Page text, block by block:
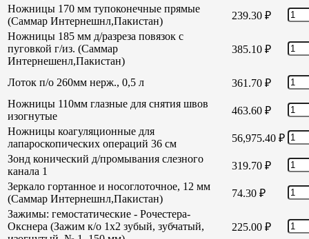
Ножницы 170 мм тупоконечные прямые
(Саммар Интернешнл,Пакистан)
239.30 ₽
Ножницы 185 мм д/разреза повязок с
пуговкой г/из. (Саммар
Интернешенл,Пакистан)
385.10 ₽
Лоток п/о 260мм нерж., 0,5 л 361.70 ₽
Ножницы 110мм глазные для снятия швов
изогнутые
463.60 ₽
Ножницы коагуляционные для
лапароскопических операций 36 см
56,975.40 ₽
Зонд конический д/промывания слезного
канала 1
319.70 ₽
Зеркало гортанное и носоглоточное, 12 мм
(Саммар Интернешнл,Пакистан)
74.30 ₽
Зажимы: гемостатические - Рочестера-
Окснера (Зажим к/о 1х2 зубый, зубчатый,
225.00 ₽